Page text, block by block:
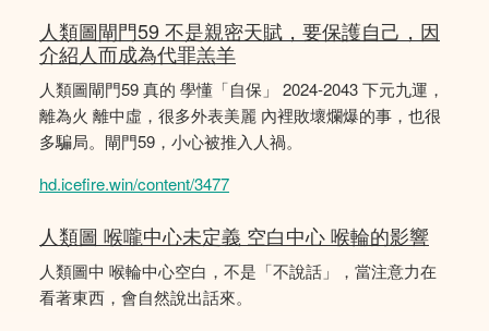
人類圖閘門59 不是親密天賦，要保護自己，因
介紹人而成為代罪羔羊
人類圖閘門59 真的 學懂「自保」 2024-2043 下元九運，
離為火 離中虛，很多外表美麗 內裡敗壞爛爆的事，也很
多騙局。閘門59，小心被推入人禍。
hd.icefire.win/content/3477
人類圖 喉嚨中心未定義 空白中心 喉輪的影響
人類圖中 喉輪中心空白，不是「不說話」，當注意力在
看著東西，會自然說出話來。